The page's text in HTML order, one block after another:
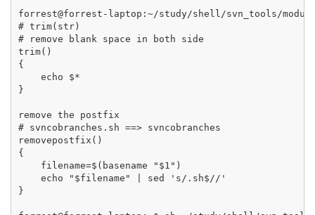
forrest@forrest-laptop:~/study/shell/svn_tools/
# trim(str)
# remove blank space in both side
trim()
{
    echo $*
}
remove the postfix
# svncobranches.sh ==> svncobranches
removepostfix()
{
    filename=$(basename "$1")
    echo "$filename" | sed 's/.sh$//'
}